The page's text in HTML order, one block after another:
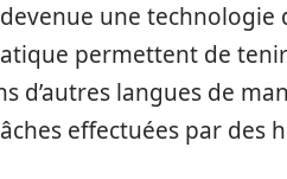
une technologie
permettent de
d’autres langues de
effectuées par des